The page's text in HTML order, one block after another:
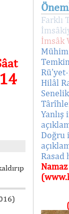
Farklı
İmsâk
Hilâl
Yanlış
Doğru
Rasad
Namaz